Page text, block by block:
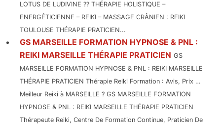
LOTUS DE LUDIVINE ?? THÉRAPIE HOLISTIQUE –
ENERGÉTICIENNE – REIKI – MASSAGE CRÂNIEN : REIKI
TOULOUSE THÉRAPIE PRATICIEN...
GS MARSEILLE FORMATION HYPNOSE & PNL :
REIKI MARSEILLE THÉRAPIE PRATICIEN GS
MARSEILLE FORMATION HYPNOSE & PNL : REIKI MARSEILLE
THÉRAPIE PRATICIEN Thérapie Reiki Formation : Avis, Prix …
Meilleur Reiki à MARSEILLE ? GS MARSEILLE FORMATION
HYPNOSE & PNL : REIKI MARSEILLE THÉRAPIE PRATICIEN
Thérapeute Reiki, Centre De Formation Continue, Praticien De